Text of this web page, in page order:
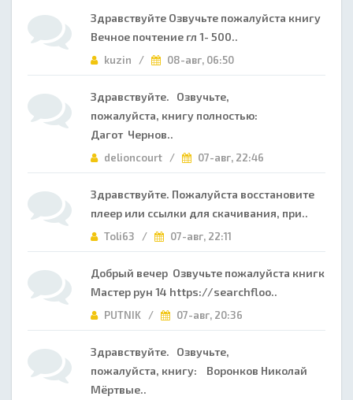
Здравствуйте Озвучьте пожалуйста книгу
Вечное почтение гл 1- 500..
kuzin / 08-авг, 06:50
Здравствуйте. Озвучьте,
пожалуйста, книгу полностью:
Дагот Чернов..
delioncourt / 07-авг, 22:46
Здравствуйте. Пожалуйста восстановите
плеер или ссылки для скачивания, при..
Toli63 / 07-авг, 22:11
Добрый вечер Озвучьте пожалуйста книгк
Мастер рун 14 https://searchfloo..
PUTNIK / 07-авг, 20:36
Здравствуйте. Озвучьте,
пожалуйста, книгу: Воронков Николай
Мёртвые..